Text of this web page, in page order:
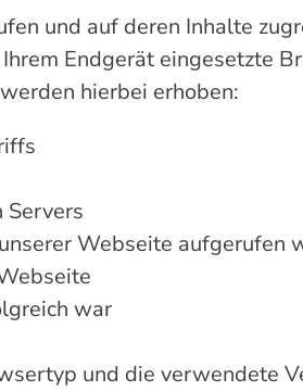
und auf deren Inhalte
Endgerät eingesetzte
hierbei erhoben:
Servers
Webseite aufgerufen
war
und die verwendete